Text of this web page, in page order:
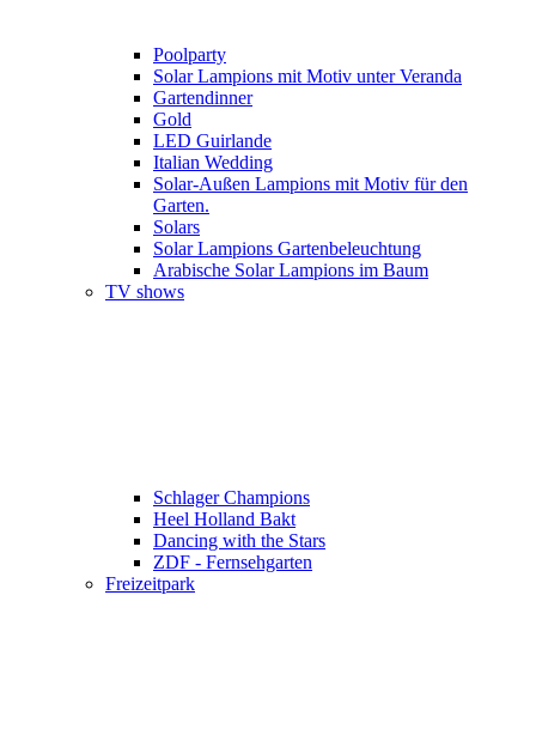
Poolparty
Solar Lampions mit Motiv unter Veranda
Gartendinner
Gold
LED Guirlande
Italian Wedding
Solar-Außen Lampions mit Motiv für den
Garten.
Solars
Solar Lampions Gartenbeleuchtung
Arabische Solar Lampions im Baum
TV shows
Schlager Champions
Heel Holland Bakt
Dancing with the Stars
ZDF - Fernsehgarten
Freizeitpark